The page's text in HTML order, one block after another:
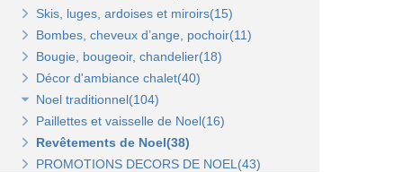
Bonhomme de neige(11)
Père Noel(13)
Skis, luges, ardoises et miroirs(15)
Bombes, cheveux d’ange, pochoir(11)
Bougie, bougeoir, chandelier(18)
Décor d'ambiance chalet(40)
Noel traditionnel(104)
Décorations de sapin(45)
Stickers de Noel(23)
Centre de table, décors et cotillons(37)
Paillettes et vaisselle de Noel(16)
Revêtements de Noel(38)
PROMOTIONS DECORS DE NOEL(43)